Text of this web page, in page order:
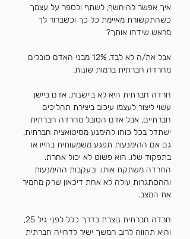
איך אפשר להיחשף, לשתף ולספר על עצמך
כשהתקשורת מאיימת כל כך וכשברור לך
מראש שידחו אותך?
אבל את/ה לא לבד. 12% מבני האדם סובלים
מחרדה חברתית ברמות שונות.
חרדה חברתית היא לא ביישנות. אדם ביישן
עשוי ליצור לעצמו עיכוב ביצירת תהליכים
חברתיים, אבל אדם הסובל מחרדה חברתית
ישתדל בכל כוחו להימנע מסיטואציה חברתית,
גם אם ההימנעות תפגע משמעותית בחייו או
בתפקוד שלו. הוא פשוט לא יכול אחרת.
החרדה משתקת אותו. ובעקבות ההימנעות
וההסתגרות עולה לא אחת דיכאון שרק מחמיר
את המצב.
חרדה חברתית נוצרת בדרך כלל לפני גיל 25,
והיא תהווה לרוב המשך ישיר לדחייה חברתית